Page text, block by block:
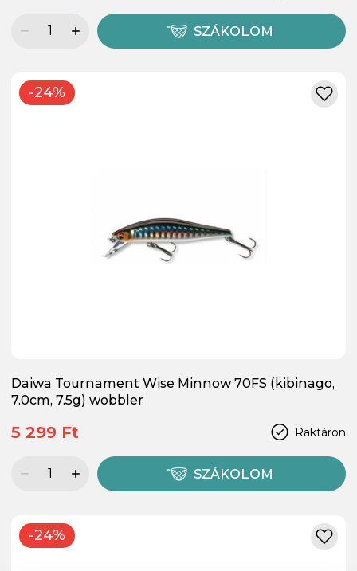
SZÁKOLOM
-24%
Daiwa Tournament Wise Minnow 70FS (kibinago,
7.0cm, 7.5g) wobbler
Raktáron
5 299 Ft
SZÁKOLOM
-24%